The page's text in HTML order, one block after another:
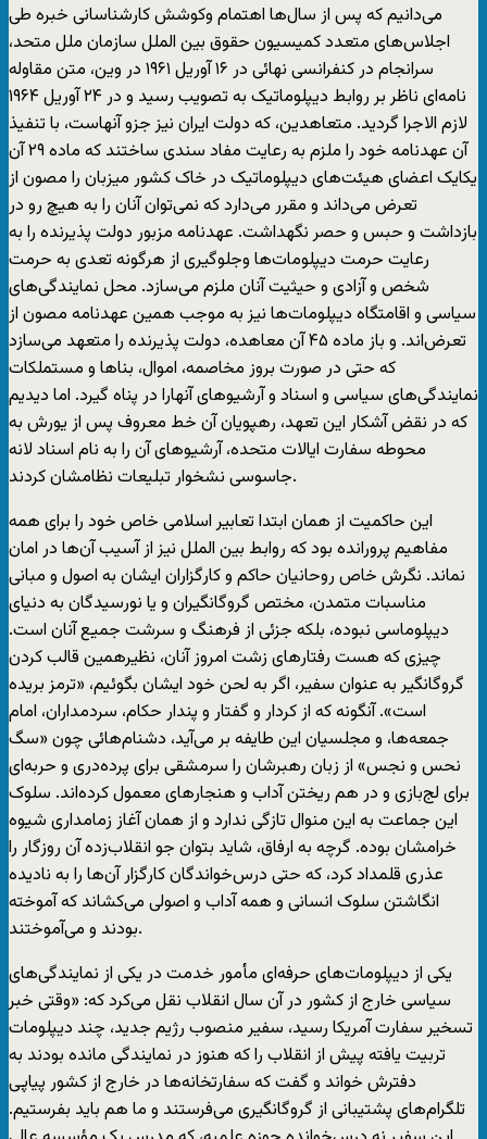
می‌دانیم که پس از سال‌ها اهتمام وکوشش کارشناسانی خبره طی
اجلاس‌های متعدد کمیسیون حقوق بین الملل سازمان ملل متحد،
سرانجام در کنفرانسی نهائی در ١۶ آوریل ١٩۶١ در وین، متن مقاوله
نامه‌ای ناظر بر روابط دیپلوماتیک به تصویب رسید و در ٢۴ آوریل ١٩۶۴
لازم الاجرا گردید. متعاهدین، که دولت ایران نیز جزو آنهاست، با تنفیذ
آن عهدنامه خود را ملزم به رعایت مفاد سندی ساختند که ماده ٢٩ آن
یکایک اعضای هیئت‌های دیپلوماتیک در خاک کشور میزبان را مصون از
تعرض می‌داند و مقرر می‌دارد که نمی‌توان آنان را به هیچ رو در
بازداشت و حبس و حصر نگهداشت. عهدنامه مزبور دولت پذیرنده را به
رعایت حرمت دیپلومات‌ها وجلوگیری از هرگونه تعدی به حرمت
شخص و آزادی و حیثیت آنان ملزم می‌سازد. محل نمایندگی‌های
سیاسی و اقامتگاه دیپلومات‌ها نیز به موجب همین عهدنامه مصون از
تعرض‌اند. و باز ماده ۴۵ آن معاهده، دولت پذیرنده را متعهد می‌سازد
که حتی در صورت بروز مخاصمه، اموال، بنا‌ها و مستملکات
نمایندگی‌های سیاسی و اسناد و آرشیوهای آنهارا در پناه گیرد. اما دیدیم
که در نقض آشکار این تعهد، رهپویان آن خط معروف پس از یورش به
محوطه سفارت ایالات متحده، آرشیوهای آن را به نام اسناد لانه
جاسوسی نشخوار تبلیعات نظامشان کردند.
این حاکمیت از‌‌ همان ابتدا تعابیر اسلامی خاص خود را برای همه
مفاهیم پرورانده بود که روابط بین الملل نیز از آسیب آن‌ها در امان
نماند. نگرش خاص روحانیان حاکم و کارگزاران ایشان به اصول و مبانی
مناسبات متمدن، مختص گروگانگیران و یا نورسیدگان به دنیای
دیپلوماسی نبوده، بلکه جزئی از فرهنگ و سرشت جمیع آنان است.
چیزی که هست رفتارهای زشت امروز آنان، نظیرهمین قالب کردن
گروگانگیر به عنوان سفیر، اگر به لحن خود ایشان بگوئیم، «ترمز بریده
است». آنگونه که از کردار و گفتار و پندار حکام، سردمداران، امام
جمعه‌ها، و مجلسیان این طایفه بر می‌آید، دشنام‌هائی چون «سگ
نحس و نجس» از زبان رهبرشان را سرمشقی برای پرده‌دری و حربه‌ای
برای لج‌بازی و در هم ریختن آداب و هنجارهای معمول کرده‌اند. سلوک
این جماعت به این منوال تازگی ندارد و از‌‌ همان آغاز زمامداری شیوه
خرامشان بوده. گرچه به ارفاق، شاید بتوان جو انقلاب‌زده آن روزگار را
عذری قلمداد کرد، که حتی درس‌خواندگان کارگزار آن‌ها را به نادیده
انگاشتن سلوک انسانی و همه آداب و اصولی می‌کشاند که آموخته
بودند و می‌آموختند.
یکی از دیپلومات‌های حرفه‌ای مأمور خدمت در یکی از نمایندگی‌های
سیاسی خارج از کشور در آن سال انقلاب نقل می‌کرد که: «وقتی خبر
تسخیر سفارت آمریکا رسید، سفیر منصوب رژیم جدید، چند دیپلومات
تربیت یافته پیش از انقلاب را که هنوز در نمایندگی مانده بودند به
دفترش خواند و گفت که سفارتخانه‌ها در خارج از کشور پیاپی
تلگرام‌های پشتیبانی از گروگانگیری می‌فرستند و ما هم باید بفرستیم.